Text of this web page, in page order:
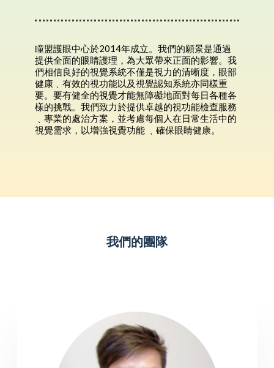
瞳盟護眼中心於2014年成立。我們的願景是通過
提供全面的眼睛護理，為大眾帶來正面的影響。我
們相信良好的視覺系統不僅是視力的清晰度，眼部
健康﹑有效的視功能以及視覺認知系統亦同樣重
要。要有健全的視覺才能無障礙地面對每日各種各
樣的挑戰。我們致力於提供卓越的視功能檢查服務
﹑專業的處治方案，並考慮每個人在日常生活中的
視覺需求，以增強視覺功能 ﹑確保眼睛健康。
我們的團隊